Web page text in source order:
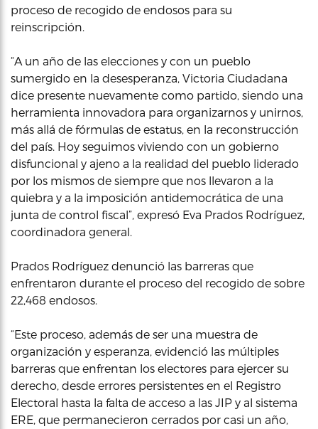
proceso de recogido de endosos para su
reinscripción.
“A un año de las elecciones y con un pueblo
sumergido en la desesperanza, Victoria Ciudadana
dice presente nuevamente como partido, siendo una
herramienta innovadora para organizarnos y unirnos,
más allá de fórmulas de estatus, en la reconstrucción
del país. Hoy seguimos viviendo con un gobierno
disfuncional y ajeno a la realidad del pueblo liderado
por los mismos de siempre que nos llevaron a la
quiebra y a la imposición antidemocrática de una
junta de control fiscal”, expresó Eva Prados Rodríguez,
coordinadora general.
Prados Rodríguez denunció las barreras que
enfrentaron durante el proceso del recogido de sobre
22,468 endosos.
“Este proceso, además de ser una muestra de
organización y esperanza, evidenció las múltiples
barreras que enfrentan los electores para ejercer su
derecho, desde errores persistentes en el Registro
Electoral hasta la falta de acceso a las JIP y al sistema
ERE, que permanecieron cerrados por casi un año,